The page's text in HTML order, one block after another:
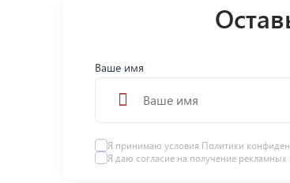
Ваше имя
Я принимаю условия Политики
Я даю согласие на получение